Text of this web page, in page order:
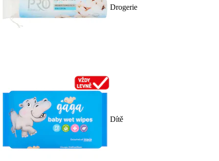
Drogerie
Dítě